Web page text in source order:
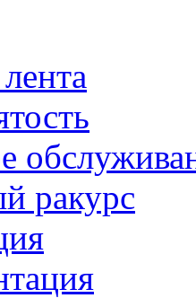
ракурс